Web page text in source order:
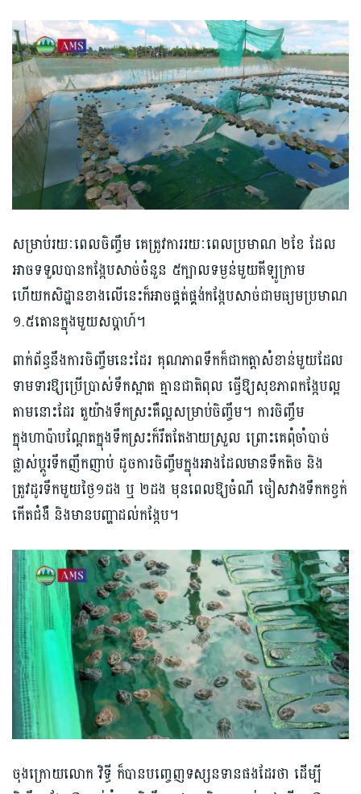
សម្រាប់រយៈពេលចិញ្ចឹម គេត្រូវការរយៈពេលប្រមាណ ២ខែ ដែល
អាចទទួលបានកង្កែបសាច់ចំនួន ៥ក្បាលទម្ងន់មួយគីឡូក្រាម
ហើយកសិដ្ឋានខាងលើនេះក៏អាចផ្គត់ផ្គង់កង្កែបសាច់ជាមធ្យមប្រមាណ
១.៥តោនក្នុងមួយសប្ដាហ៍។
ពាក់ព័ន្ធនឹងការចិញ្ចឹមនេះដែរ គុណភាពទឹកក៏ជាកត្តាសំខាន់មួយដែល
ទាមទារឱ្យប្រើប្រាស់ទឹកស្អាត គ្មានជាតិពុល ធ្វើឱ្យសុខភាពកង្កែបល្អ
តាមនោះដែរ តួយ៉ាងទឹកស្រះគឺល្អសម្រាប់ចិញ្ចឹម។ ការចិញ្ចឹម
ក្នុងហាប៉ាបណ្ដែតក្នុងទឹកស្រះក៏រឹតតែងាយស្រួល ព្រោះគេពុំចាំបាច់
ផ្លាស់ប្ដូរទឹកញឹកញាប់ ដូចការចិញ្ចឹមក្នុងអាងដែលមានទឹកតិច និង
ត្រូវដូរទឹកមួយថ្ងៃ១ដង ឬ ២ដង មុនពេលឱ្យចំណី ចៀសវាងទឹកកខ្វក់
កើតជំងឺ និងមានបញ្ហាដល់កង្កែប។
ចុងក្រោយលោក វិទ្ធី ក៏បានបញ្ចេញទស្សនទានផងដែរថា ដើម្បី